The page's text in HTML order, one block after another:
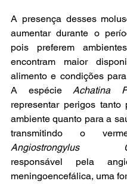
A presença desses
aumentar durante o
pois preferem
encontram maior
alimento e condições
A espécie Achatina
representar perigos
ambiente quanto para a
Angiostrongylus
responsável pela
meningoencefálica, uma